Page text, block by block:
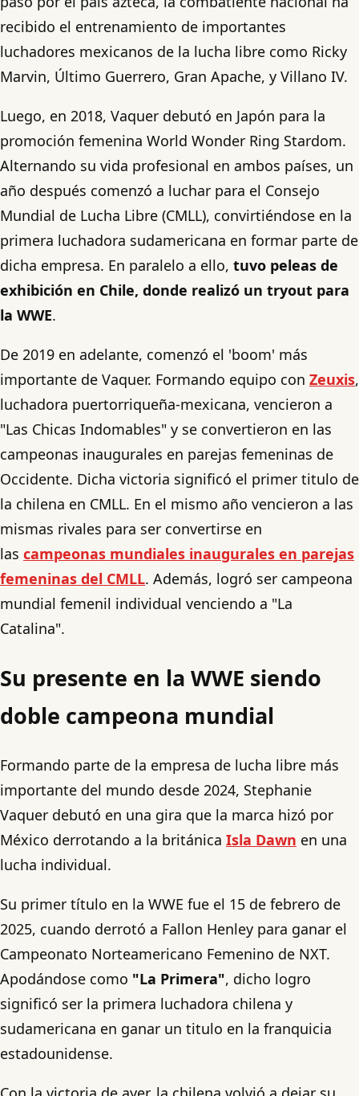
recibido el entrenamiento de importantes
luchadores mexicanos de la lucha libre como Ricky
Marvin, Último Guerrero, Gran Apache, y Villano IV.
Luego, en 2018, Vaquer debutó en Japón para la
promoción femenina World Wonder Ring Stardom.
Alternando su vida profesional en ambos países, un
año después comenzó a luchar para el Consejo
Mundial de Lucha Libre (CMLL), convirtiéndose en la
primera luchadora sudamericana en formar parte de
dicha empresa. En paralelo a ello, tuvo peleas de
exhibición en Chile, donde realizó un tryout para
la WWE.
De 2019 en adelante, comenzó el 'boom' más
importante de Vaquer. Formando equipo con Zeuxis,
luchadora puertorriqueña-mexicana, vencieron a
"Las Chicas Indomables" y se convertieron en las
campeonas inaugurales en parejas femeninas de
Occidente. Dicha victoria significó el primer titulo de
la chilena en CMLL. En el mismo año vencieron a las
mismas rivales para ser convertirse en
las campeonas mundiales inaugurales en parejas
femeninas del CMLL. Además, logró ser campeona
mundial femenil individual venciendo a "La
Catalina".
Su presente en la WWE siendo
doble campeona mundial
Formando parte de la empresa de lucha libre más
importante del mundo desde 2024, Stephanie
Vaquer debutó en una gira que la marca hizó por
México derrotando a la británica Isla Dawn en una
lucha individual.
Su primer título en la WWE fue el 15 de febrero de
2025, cuando derrotó a Fallon Henley para ganar el
Campeonato Norteamericano Femenino de NXT.
Apodándose como "La Primera", dicho logro
significó ser la primera luchadora chilena y
sudamericana en ganar un titulo en la franquicia
estadounidense.